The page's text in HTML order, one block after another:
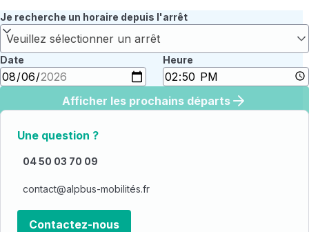
Je recherche un horaire depuis l'arrêt
Veuillez sélectionner un arrêt
Date Heure
Afficher les prochains départs
Une question ?
04 50 03 70 09
contact@alpbus-mobilités.fr
Contactez-nous